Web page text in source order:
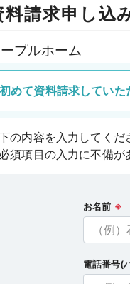
料請求申し込
プルホーム
初めて資料請求してい
の内容を入力してくだ
必須項目の入力に不備
お名前 ※
電話番号(